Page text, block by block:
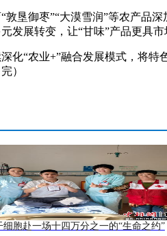
御枣”“大漠雪润”等农产品深
发展转变，让“甘味”产品更具市
“农业+”融合发展模式，将特
）
胞赴一场十四万分之一的“生命之约”